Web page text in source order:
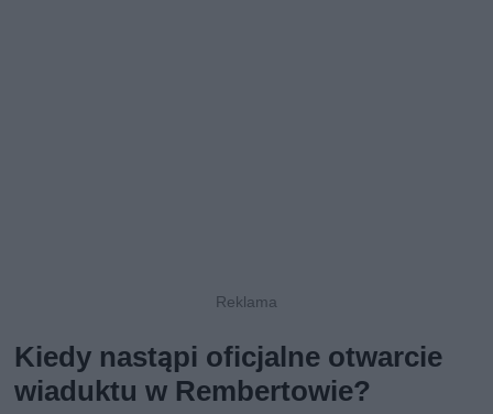
Kiedy nastąpi oficjalne otwarcie
wiaduktu w Rembertowie?